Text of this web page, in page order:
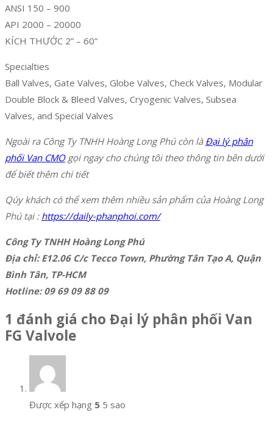
ANSI 150 – 900
API 2000 – 20000
KÍCH THƯỚC 2” – 60”
Specialties
Ball Valves, Gate Valves, Globe Valves, Check Valves, Modular
Double Block & Bleed Valves, Cryogenic Valves, Subsea
Valves, and Special Valves
Ngoài ra Công Ty TNHH Hoàng Long Phú còn là Đại lý phân
phối Van CMOgọi ngay cho chúng tôi theo thông tin bên dưới
để biết thêm chi tiết
Qúy khách có thể xem thêm nhiều sản phẩm của Hoàng Long
Phú tại : https://daily-phanphoi.com/
Công Ty TNHH Hoàng Long Phú
Địa chỉ: E12.06 C/c Tecco Town, Phường Tân Tạo A, Quận
Bình Tân, TP-HCM
Hotline: 09 69 09 88 09
1 đánh giá cho Đại lý phân phối Van
FG Valvole
Được xếp hạng 5 5 sao